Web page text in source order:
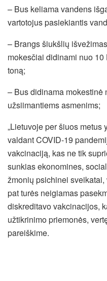
– Bus keliama vandens
vartotojus pasiekiantis
– Brangs šiukšlių
mokesčiai didinami nuo
toną;
– Bus didinama
užsiimantiems asmenims;
„Lietuvoje per šiuos metus
valdant COVID-19
vakcinaciją, kas ne tik
sunkias ekonomines,
žmonių psichinei
pat turės neigiamas
diskreditavo vakcinacijos,
užtikrinimo priemonės,
pareiškime.